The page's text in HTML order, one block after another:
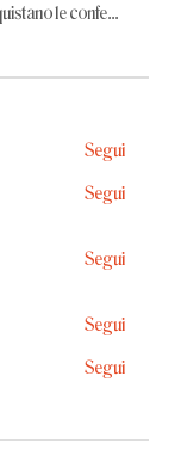
le confe...
Segui
Segui
Segui
Segui
Segui